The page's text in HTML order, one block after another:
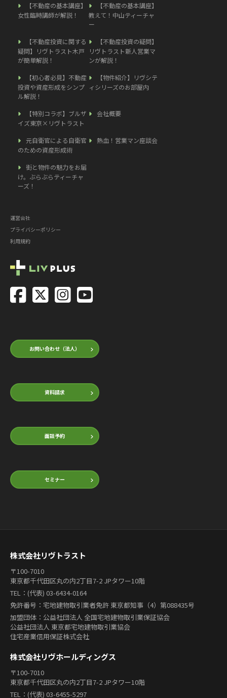
お問い合わせ（法人）
資料請求
面談予約
セミナー
【不動産の基本講座】
女性臨時講師が解説！
【不動産の基本講座】
教えて！中山ティーチャ
ー
【不動産投資に関する
疑問】リヴトラスト木戸
が簡単解説！
【不動産投資の疑問】
リヴトラスト新人営業マ
ンが解説！
【初心者必見】不動産
投資や資産形成をシンプ
ル解説！
【物件紹介】リヴシテ
ィシリーズのお部屋内
【特別コラボ】ブルザ
イズ東京×リヴトラスト
会社概要
元自衛官による自衛官
のための資産形成術
熱血！営業マン座談会
街と物件の魅力をお届
け。ぶらぶらティーチャ
ーズ！
運営会社
プライバシーポリシー
利用規約
株式会社リヴトラスト
〒100-7010
東京都千代田区丸の内2丁目7-2 JPタワー10階
TEL：(代表) 03-6434-0164
免許番号：宅地建物取引業者免許 東京都知事（4）第088435号
加盟団体：公益社団法人 全国宅地建物取引業保証協会
公益社団法人 東京都宅地建物取引業協会
住宅産業信用保証株式会社
株式会社リヴホールディングス
〒100-7010
東京都千代田区丸の内2丁目7-2 JPタワー10階
TEL：(代表) 03-6455-5297